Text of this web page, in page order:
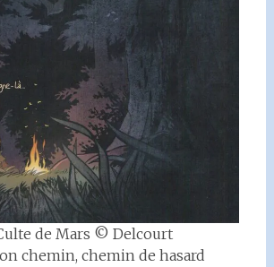
de Mars © Delcourt
chemin, chemin de hasard